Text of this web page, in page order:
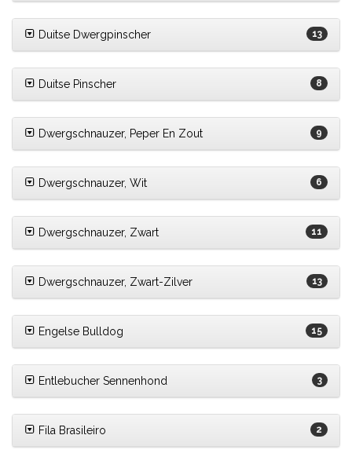
Duitse Dwergpinscher 13
Duitse Pinscher 8
Dwergschnauzer, Peper En Zout 9
Dwergschnauzer, Wit 6
Dwergschnauzer, Zwart 11
Dwergschnauzer, Zwart-Zilver 13
Engelse Bulldog 15
Entlebucher Sennenhond 3
Fila Brasileiro 2